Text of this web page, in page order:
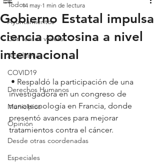
Todos
Ayuntamientos
Con lentes violeta
Academia
COVID19
Derechos Humanos
Municipios
Opinión
Desde otras coordenadas
Especiales
Gobierno Estatal impulsa
ciencia potosina a nivel
internacional
14 may 1 min de lectura
investigadora en un congreso de
nanotecnología en Francia, donde
presentó avances para mejorar
tratamientos contra el cáncer.